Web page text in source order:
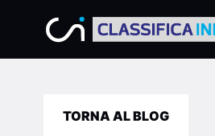
TORNA AL BLOG